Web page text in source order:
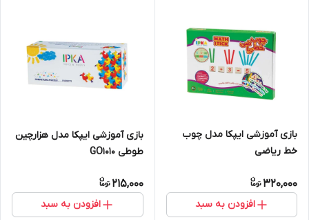
بازی آموزشی ایپکا مدل چوب
خط ریاضی
320,000
افزودن به سبد
بازی آموزشی ایپکا مدل هزارچین
طوطی GO1010
215,000
افزودن به سبد